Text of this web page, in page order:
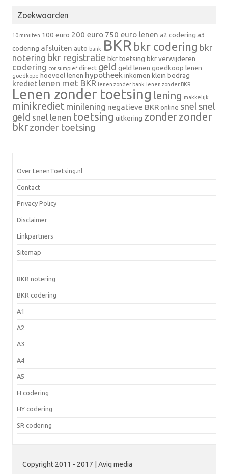
Zoekwoorden
10 minuten 100 euro 200 euro 750 euro lenen a2 codering a3
codering afsluiten auto bank BKR bkr codering bkr
notering bkr registratie bkr toetsing bkr verwijderen
codering consumpief direct geld geld lenen goedkoop lenen
goedkope hoeveel lenen hypotheek inkomen klein bedrag
krediet lenen met BKR lenen zonder bank lenen zonder BKR
Lenen zonder toetsing lening makkelijk
minikrediet minilening negatieve BKRonline snel snel
geld snel lenen toetsing uitkering zonderzonder
bkr zonder toetsing
Over LenenToetsing.nl
Contact
Privacy Policy
Disclaimer
Linkpartners
Sitemap
BKR notering
BKR codering
A1
A2
A3
A4
A5
H codering
HY codering
SR codering
Copyright 2011 - 2017 | Aviq media